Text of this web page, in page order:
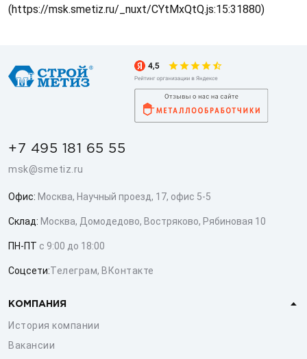
(https://msk.smetiz.ru/_nuxt/CYtMxQtQ.js:15:31880)
+7 495 181 65 55
msk@smetiz.ru
Офис: Москва, Научный проезд, 17, офис 5-5
Склад: Москва, Домодедово, Востряково, Рябиновая 10
ПН-ПТ с 9:00 до 18:00
Соцсети:Телеграм, ВКонтакте
КОМПАНИЯ
История компании
Вакансии